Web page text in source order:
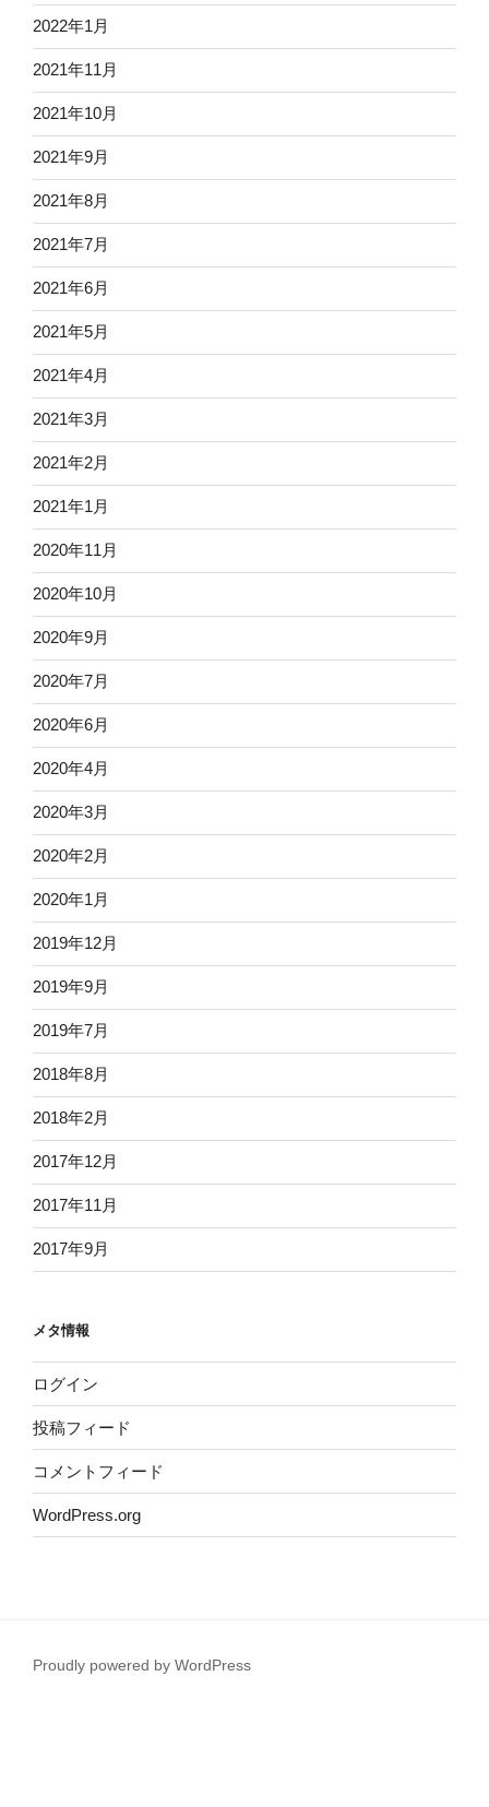
2022年1月
2021年11月
2021年10月
2021年9月
2021年8月
2021年7月
2021年6月
2021年5月
2021年4月
2021年3月
2021年2月
2021年1月
2020年11月
2020年10月
2020年9月
2020年7月
2020年6月
2020年4月
2020年3月
2020年2月
2020年1月
2019年12月
2019年9月
2019年7月
2018年8月
2018年2月
2017年12月
2017年11月
2017年9月
メタ情報
ログイン
投稿フィード
コメントフィード
WordPress.org
Proudly powered by WordPress